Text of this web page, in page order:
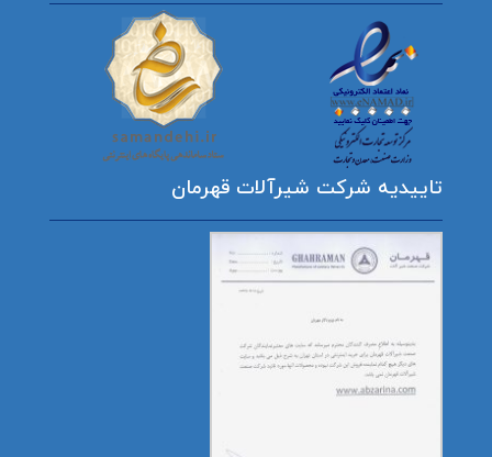
تاییدیه شرکت شیرآلات قهرمان